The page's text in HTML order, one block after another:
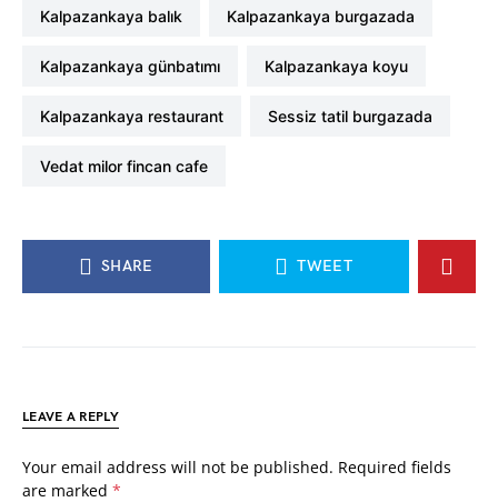
kalpazankaya balık kalpazankaya burgazada
kalpazankaya günbatımı kalpazankaya koyu
kalpazankaya restaurant sessiz tatil burgazada
vedat milor fincan cafe
SHARE TWEET
LEAVE A REPLY
Your email address will not be published. Required fields
are marked *